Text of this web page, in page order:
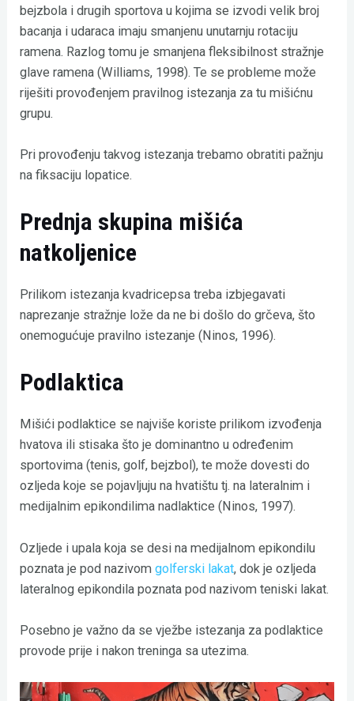
bejzbola i drugih sportova u kojima se izvodi velik broj
bacanja i udaraca imaju smanjenu unutarnju rotaciju
ramena. Razlog tomu je smanjena fleksibilnost stražnje
glave ramena (Williams, 1998). Te se probleme može
riješiti provođenjem pravilnog istezanja za tu mišićnu
grupu.
Pri provođenju takvog istezanja trebamo obratiti pažnju
na fiksaciju lopatice.
Prednja skupina mišića
natkoljenice
Prilikom istezanja kvadricepsa treba izbjegavati
naprezanje stražnje lože da ne bi došlo do grčeva, što
onemogućuje pravilno istezanje (Ninos, 1996).
Podlaktica
Mišići podlaktice se najviše koriste prilikom izvođenja
hvatova ili stisaka što je dominantno u određenim
sportovima (tenis, golf, bejzbol), te može dovesti do
ozljeda koje se pojavljuju na hvatištu tj. na lateralnim i
medijalnim epikondilima nadlaktice (Ninos, 1997).
Ozljede i upala koja se desi na medijalnom epikondilu
poznata je pod nazivomgolferski lakat, dok je ozljeda
lateralnog epikondila poznata pod nazivom teniski lakat.
Posebno je važno da se vježbe istezanja za podlaktice
provode prije i nakon treninga sa utezima.